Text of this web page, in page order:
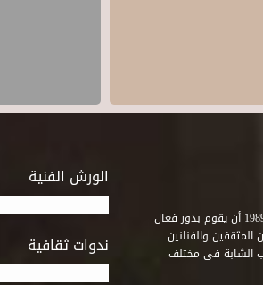
الورش الفنية
ندوات ثقافية
استطاع صندوق التنمية الثقافية على مدى خمسة وثلاثون عاماً منذ إنشائه عام 1989 أن يقوم بدور فعال
والفنانين
الشابة فى مختلف